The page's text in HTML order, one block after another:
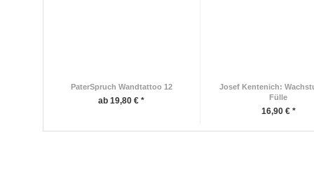
PaterSpruch Wandtattoo 12
ab 19,80 € *
Josef Kentenich:
Fülle
16,90 € *